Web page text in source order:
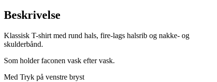
Beskrivelse
Klassisk T-shirt med rund hals, fire-lags halsrib og nakke- og
skulderbånd.
Som holder faconen vask efter vask.
Med Tryk på venstre bryst